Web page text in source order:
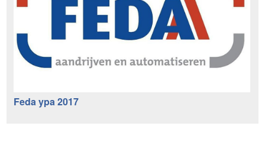
Feda ypa 2017